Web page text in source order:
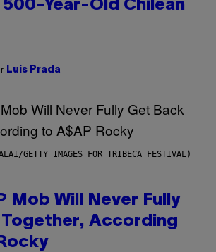
500-Year-Old Chilean
Luis Prada
GETTY IMAGES FOR TRIBECA FESTIVAL)
Mob Will Never Fully
According